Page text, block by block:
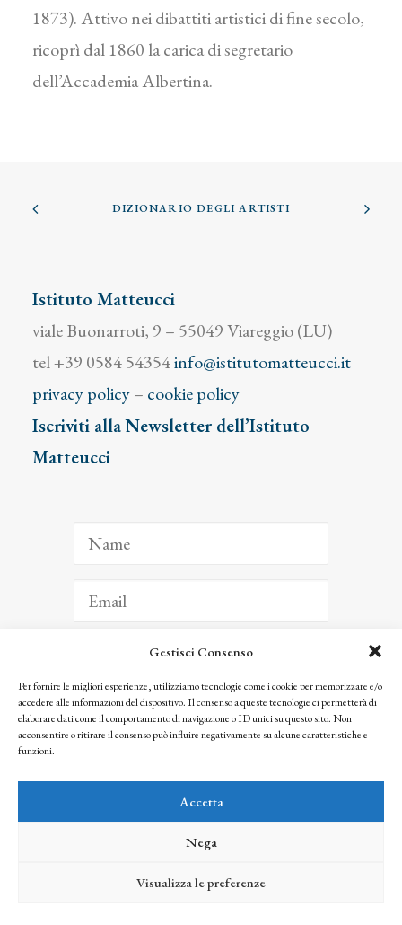
Gestisci Consenso
Per fornire le migliori esperienze, utilizziamo tecnologie come i cookie per memorizzare e/o
accedere alle informazioni del dispositivo. Il consenso a queste tecnologie ci permetterà di
elaborare dati come il comportamento di navigazione o ID unici su questo sito. Non
acconsentire o ritirare il consenso può influire negativamente su alcune caratteristiche e
funzioni.
Accetta
Nega
Visualizza le preferenze
1873). Attivo nei dibattiti artistici di fine secolo,
ricoprì dal 1860 la carica di segretario
dell’Accademia Albertina.
DIZIONARIO DEGLI ARTISTI
Istituto Matteucci
viale Buonarroti, 9 – 55049 Viareggio (LU)
tel +39 0584 54354info@istitutomatteucci.it
privacy policy– cookie policy
Iscriviti alla Newsletter dell’Istituto
Matteucci
ISCRIVITI
Facendo clic per iscriverti, riconosci che le tue informazioni saranno trattate
seguendo la nostra Privacy Policy
© 2025 Istituto Matteucci. All right reserved
l’autorizzazione scritta dei proprietari dei diritti e dell’Istituto Matteucci
credits